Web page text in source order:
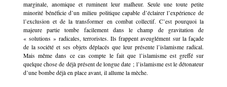
marginale, anomique et ruminent leur malheur. Seule une toute petite
minorité bénéficie d’un milieu politique capable d’éclairer l’expérience de
l’exclusion et de la transformer en combat collectif. C’est pourquoi la
majeure partie tombe facilement dans le champ de gravitation de
« solutions » radicales, terroristes. Ils frappent aveuglément sur la façade
de la société et ses objets déplacés que leur présente l’islamisme radical.
Mais même dans ce cas compte le fait que l’islamisme est greffé sur
quelque chose de déjà présent de longue date ; l’islamisme est le détonateur
d’une bombe déjà en place avant, il allume la mèche.